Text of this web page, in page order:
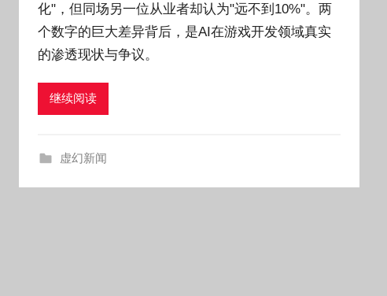
k
g
化"，但同场另一位从业者却认为"远不到10%"。两
个数字的巨大差异背后，是AI在游戏开发领域真实
的渗透现状与争议。
继续阅读
虚幻新闻